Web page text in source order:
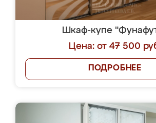
Шкаф-купе
Цена: от 47 500
ПОДРОБНЕЕ